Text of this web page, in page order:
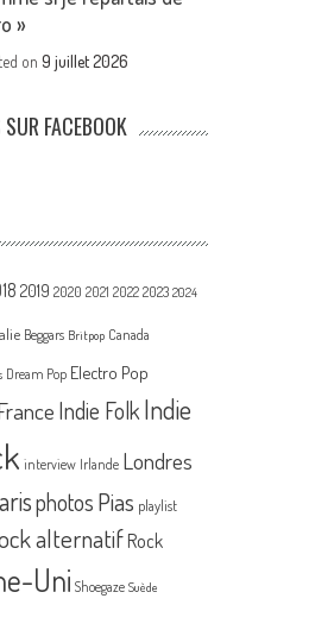
»
on9 juillet 2026
FACEBOOK
2019 2020 2021 2022 2023 2024
Beggars Britpop Canada
Dream Pop Electro Pop
Indie FolkIndie
interview Irlande Londres
photos Pias playlist
alternatif Rock
Uni Shoegaze Suède